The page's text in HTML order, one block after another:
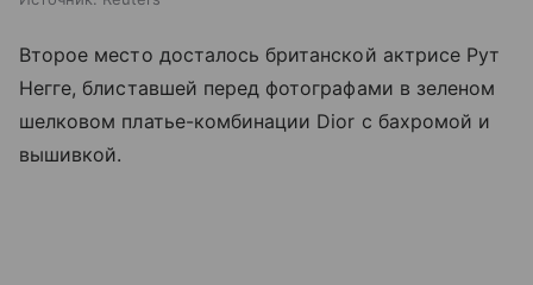
Второе место досталось британской актрисе Рут
Негге, блиставшей перед фотографами в зеленом
шелковом платье-комбинации Dior с бахромой и
вышивкой.